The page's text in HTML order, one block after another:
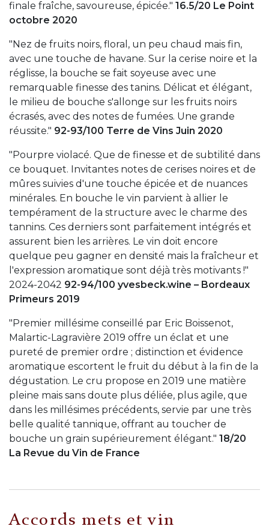
finale fraîche, savoureuse, épicée." 16.5/20 Le Point
octobre 2020
"Nez de fruits noirs, floral, un peu chaud mais fin,
avec une touche de havane. Sur la cerise noire et la
réglisse, la bouche se fait soyeuse avec une
remarquable finesse des tanins. Délicat et élégant,
le milieu de bouche s'allonge sur les fruits noirs
écrasés, avec des notes de fumées. Une grande
réussite." 92-93/100 Terre de Vins Juin 2020
"Pourpre violacé. Que de finesse et de subtilité dans
ce bouquet. Invitantes notes de cerises noires et de
mûres suivies d'une touche épicée et de nuances
minérales. En bouche le vin parvient à allier le
tempérament de la structure avec le charme des
tannins. Ces derniers sont parfaitement intégrés et
assurent bien les arrières. Le vin doit encore
quelque peu gagner en densité mais la fraîcheur et
l'expression aromatique sont déjà très motivants !"
2024-2042 92-94/100 yvesbeck.wine – Bordeaux
Primeurs 2019
"Premier millésime conseillé par Eric Boissenot,
Malartic-Lagravière 2019 offre un éclat et une
pureté de premier ordre ; distinction et évidence
aromatique escortent le fruit du début à la fin de la
dégustation. Le cru propose en 2019 une matière
pleine mais sans doute plus déliée, plus agile, que
dans les millésimes précédents, servie par une très
belle qualité tannique, offrant au toucher de
bouche un grain supérieurement élégant." 18/20
La Revue du Vin de France
Accords mets et vin